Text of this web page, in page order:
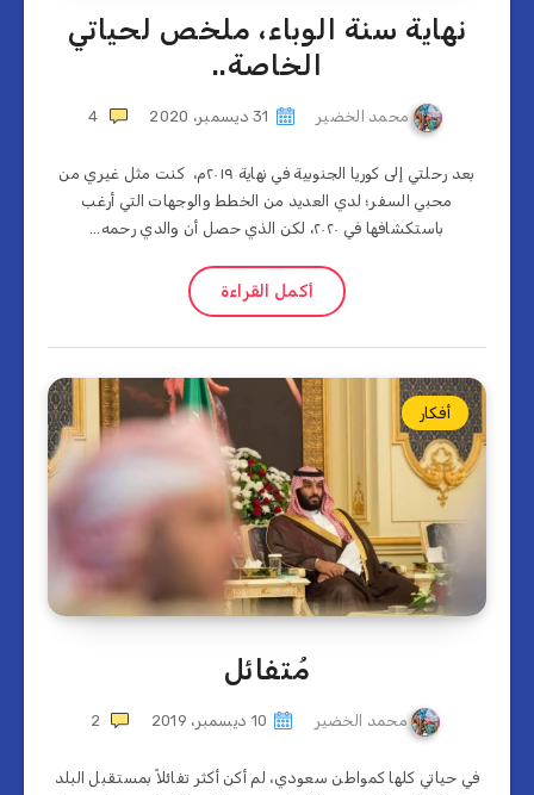
نهاية سنة الوباء، ملخص لحياتي
الخاصة..
محمد الخضير 31 ديسمبر، 2020 4
بعد رحلتي إلى كوريا الجنوبية في نهاية ٢٠١٩م، كنت مثل غيري من
محبي السفر؛ لدي العديد من الخطط والوجهات التي أرغب
باستكشافها في ٢٠٢٠، لكن الذي حصل أن والدي رحمه…
أكمل القراءة
أفكار
مُتفائل
محمد الخضير 10 ديسمبر، 2019 2
في حياتي كلها كمواطن سعودي، لم أكن أكثر تفائلاً بمستقبل البلد